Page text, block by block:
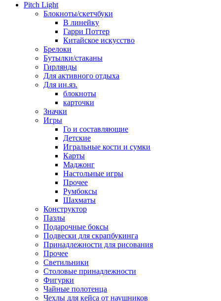
Pitch Light
Блокноты/скетчбуки
В линейку
Гарри Поттер
Китайское искусство
Брелоки
Бутылки/стаканы
Гирлянды
Для активного отдыха
Для ин.яз.
блокноты
карточки
Значки
Игры
Го и составляющие
Детские
Игральные кости и сумки
Карты
Маджонг
Настольные игры
Прочее
Румбоксы
Шахматы
Конструктор
Пазлы
Подарочные боксы
Подвески для скрапбукинга
Принадлежности для рисования
Прочее
Светильники
Столовые принадлежности
Фигурки
Чайные полотенца
Чехлы для кейса от наушников